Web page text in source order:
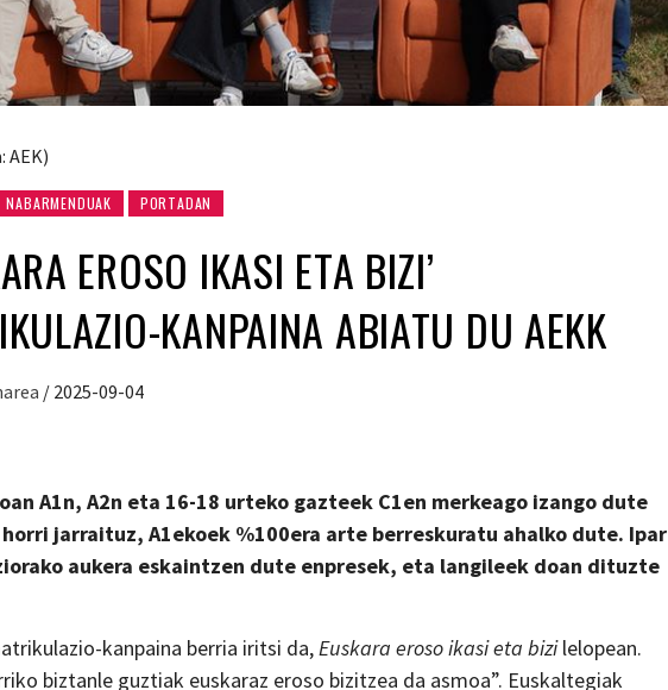
AEK)
NABARMENDUAK PORTADAN
EROSO IKASI ETA BIZI’
KANPAINA ABIATU DU AEKK
/ 2025-09-04
A1n, A2n eta 16-18 urteko gazteek C1en merkeago izango dute
jarraituz, A1ekoek %100era arte berreskuratu ahalko dute. Ipar
aukera eskaintzen dute enpresek, eta langileek doan dituzte
kanpaina berria iritsi da,Euskara eroso ikasi eta bizilelopean.
biztanle guztiak euskaraz eroso bizitzea da asmoa”. Euskaltegiak